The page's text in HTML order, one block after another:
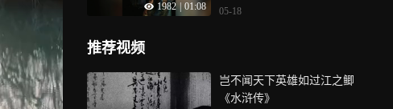
会尽力解答 也祝备考和即将
1982 | 01:08
物回归原属地！
05-18
推荐视频
岂不闻天下英雄如过江之鲫
《水浒传》